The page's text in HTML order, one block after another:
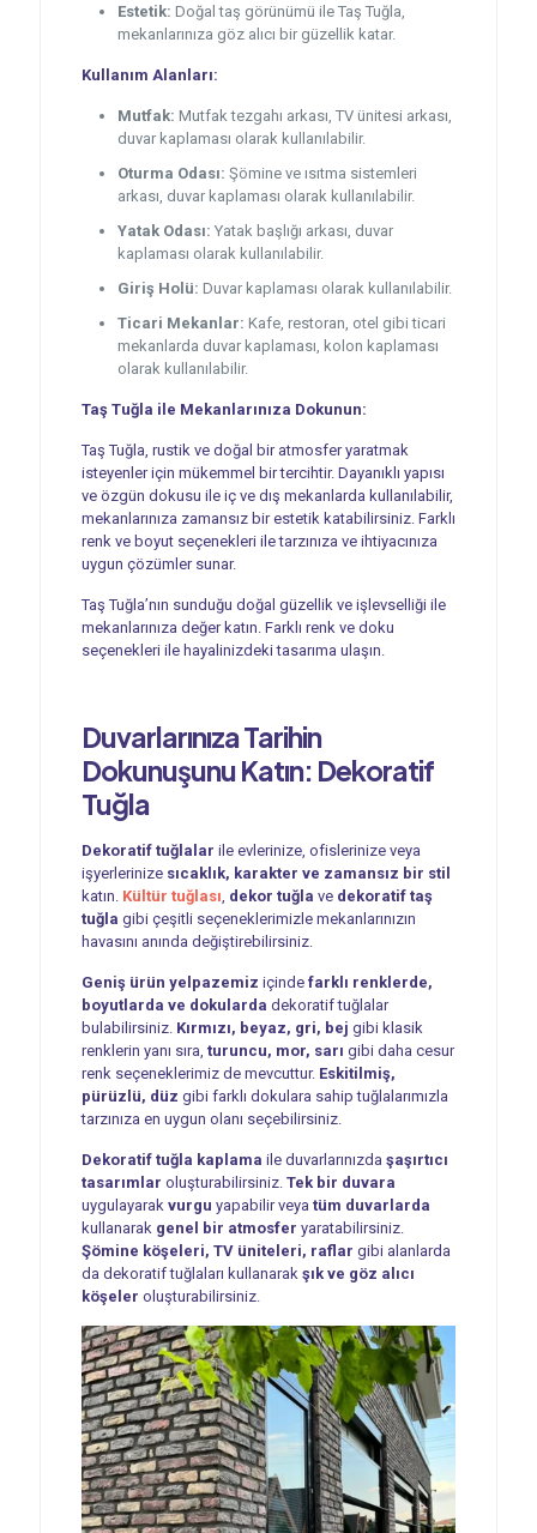
Estetik: Doğal taş görünümü ile Taş Tuğla,
mekanlarınıza göz alıcı bir güzellik katar.
Kullanım Alanları:
Mutfak: Mutfak tezgahı arkası, TV ünitesi arkası,
duvar kaplaması olarak kullanılabilir.
Oturma Odası: Şömine ve ısıtma sistemleri
arkası, duvar kaplaması olarak kullanılabilir.
Yatak Odası: Yatak başlığı arkası, duvar
kaplaması olarak kullanılabilir.
Giriş Holü: Duvar kaplaması olarak kullanılabilir.
Ticari Mekanlar: Kafe, restoran, otel gibi ticari
mekanlarda duvar kaplaması, kolon kaplaması
olarak kullanılabilir.
Taş Tuğla ile Mekanlarınıza Dokunun:
Taş Tuğla, rustik ve doğal bir atmosfer yaratmak
isteyenler için mükemmel bir tercihtir. Dayanıklı yapısı
ve özgün dokusu ile iç ve dış mekanlarda kullanılabilir,
mekanlarınıza zamansız bir estetik katabilirsiniz. Farklı
renk ve boyut seçenekleri ile tarzınıza ve ihtiyacınıza
uygun çözümler sunar.
Taş Tuğla’nın sunduğu doğal güzellik ve işlevselliği ile
mekanlarınıza değer katın. Farklı renk ve doku
seçenekleri ile hayalinizdeki tasarıma ulaşın.
Duvarlarınıza Tarihin
Dokunuşunu Katın: Dekoratif
Tuğla
Dekoratif tuğlalar ile evlerinize, ofislerinize veya
işyerlerinize sıcaklık, karakter ve zamansız bir stil
katın. Kültür tuğlası dekor tuğla ve dekoratif taş
tuğla gibi çeşitli seçeneklerimizle mekanlarınızın
havasını anında değiştirebilirsiniz.
Geniş ürün yelpazemiz içinde farklı renklerde,
boyutlarda ve dokularda dekoratif tuğlalar
bulabilirsiniz. Kırmızı, beyaz, gri, bej gibi klasik
renklerin yanı sıra, turuncu, mor, sarı gibi daha cesur
renk seçeneklerimiz de mevcuttur. Eskitilmiş,
pürüzlü, düz gibi farklı dokulara sahip tuğlalarımızla
tarzınıza en uygun olanı seçebilirsiniz.
Dekoratif tuğla kaplama ile duvarlarınızda şaşırtıcı
tasarımlar oluşturabilirsiniz. Tek bir duvara
uygulayarak vurgu yapabilir veya tüm duvarlarda
kullanarak genel bir atmosfer yaratabilirsiniz.
Şömine köşeleri, TV üniteleri, raflar gibi alanlarda
da dekoratif tuğlaları kullanarak şık ve göz alıcı
köşeler oluşturabilirsiniz.